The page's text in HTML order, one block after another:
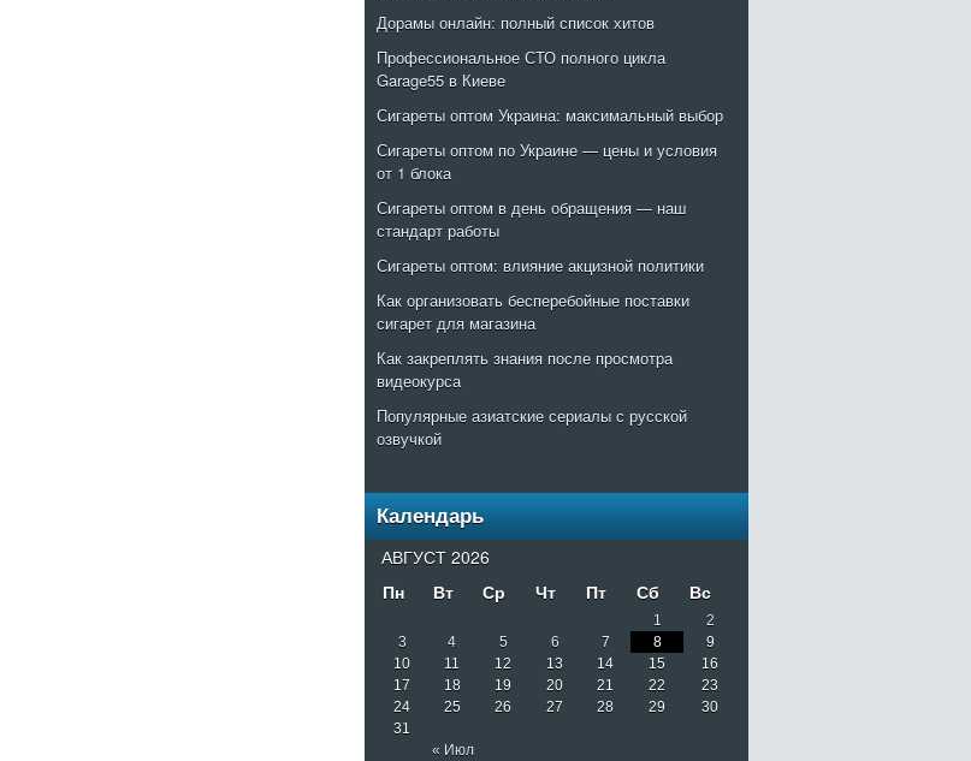
Дорамы онлайн: полный список хитов
Профессиональное СТО полного цикла
Garage55 в Киеве
Сигареты оптом Украина: максимальный выбор
Сигареты оптом по Украине — цены и условия
от 1 блока
Сигареты оптом в день обращения — наш
стандарт работы
Сигареты оптом: влияние акцизной политики
Как организовать бесперебойные поставки
сигарет для магазина
Как закреплять знания после просмотра
видеокурса
Популярные азиатские сериалы с русской
озвучкой
Календарь
АВГУСТ 2026
Пн
Вт Ср Чт Пт Сб Вс
« Июл
1
2
3
4 5 6 7 8
9
10
11 12 13 14 15
16
17
18 19 20 21 22
23
24
25 26 27 28 29
30
31